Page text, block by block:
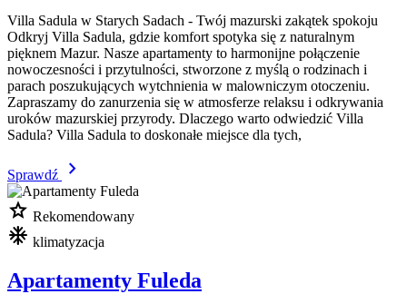
Villa Sadula w Starych Sadach - Twój mazurski zakątek spokoju
Odkryj Villa Sadula, gdzie komfort spotyka się z naturalnym
pięknem Mazur. Nasze apartamenty to harmonijne połączenie
nowoczesności i przytulności, stworzone z myślą o rodzinach i
parach poszukujących wytchnienia w malowniczym otoczeniu.
Zapraszamy do zanurzenia się w atmosferze relaksu i odkrywania
uroków mazurskiej przyrody. Dlaczego warto odwiedzić Villa
Sadula? Villa Sadula to doskonałe miejsce dla tych,
Sprawdź
chevron_right
star Rekomendowany
mode_cool klimatyzacja
Apartamenty Fuleda